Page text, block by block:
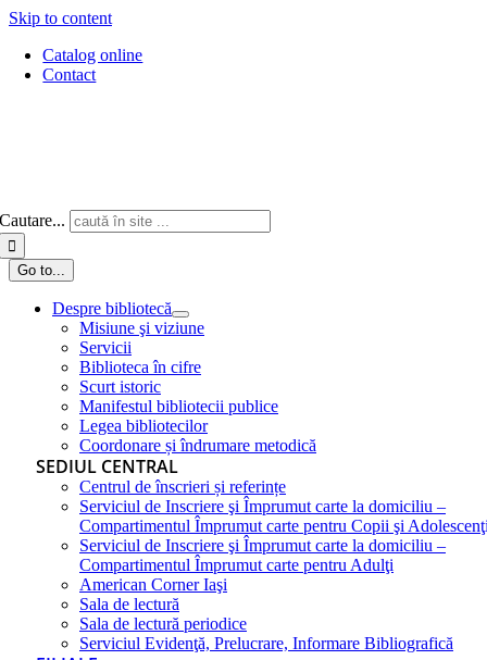
Skip to content
Catalog online
Contact
Cautare...
Go to...
Despre bibliotecă
Misiune şi viziune
Servicii
Biblioteca în cifre
Scurt istoric
Manifestul bibliotecii publice
Legea bibliotecilor
Coordonare și îndrumare metodică
SEDIUL CENTRAL
Centrul de înscrieri și referințe
Serviciul de Inscriere şi Împrumut carte la domiciliu –
Compartimentul Împrumut carte pentru Copii şi
Serviciul de Inscriere şi Împrumut carte la domiciliu –
Compartimentul Împrumut carte pentru Adulţi
American Corner Iaşi
Sala de lectură
Sala de lectură periodice
Serviciul Evidenţă, Prelucrare, Informare Bibliografică